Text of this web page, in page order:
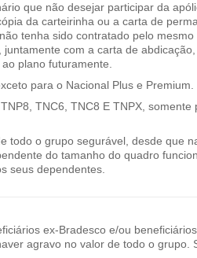
que não desejar participar da
da carteirinha ou a carta de
tenha sido contratado pelo
juntamente com a carta de
plano futuramente.
para o Nacional Plus e Premium.
TNC6, TNC8 E TNPX,
todo o grupo segurável, desde que
do tamanho do quadro
seus dependentes.
ex-Bradesco e/ou
agravo no valor de todo o grupo.